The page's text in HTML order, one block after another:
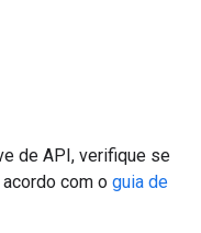
de API, verifique se
com o guia de